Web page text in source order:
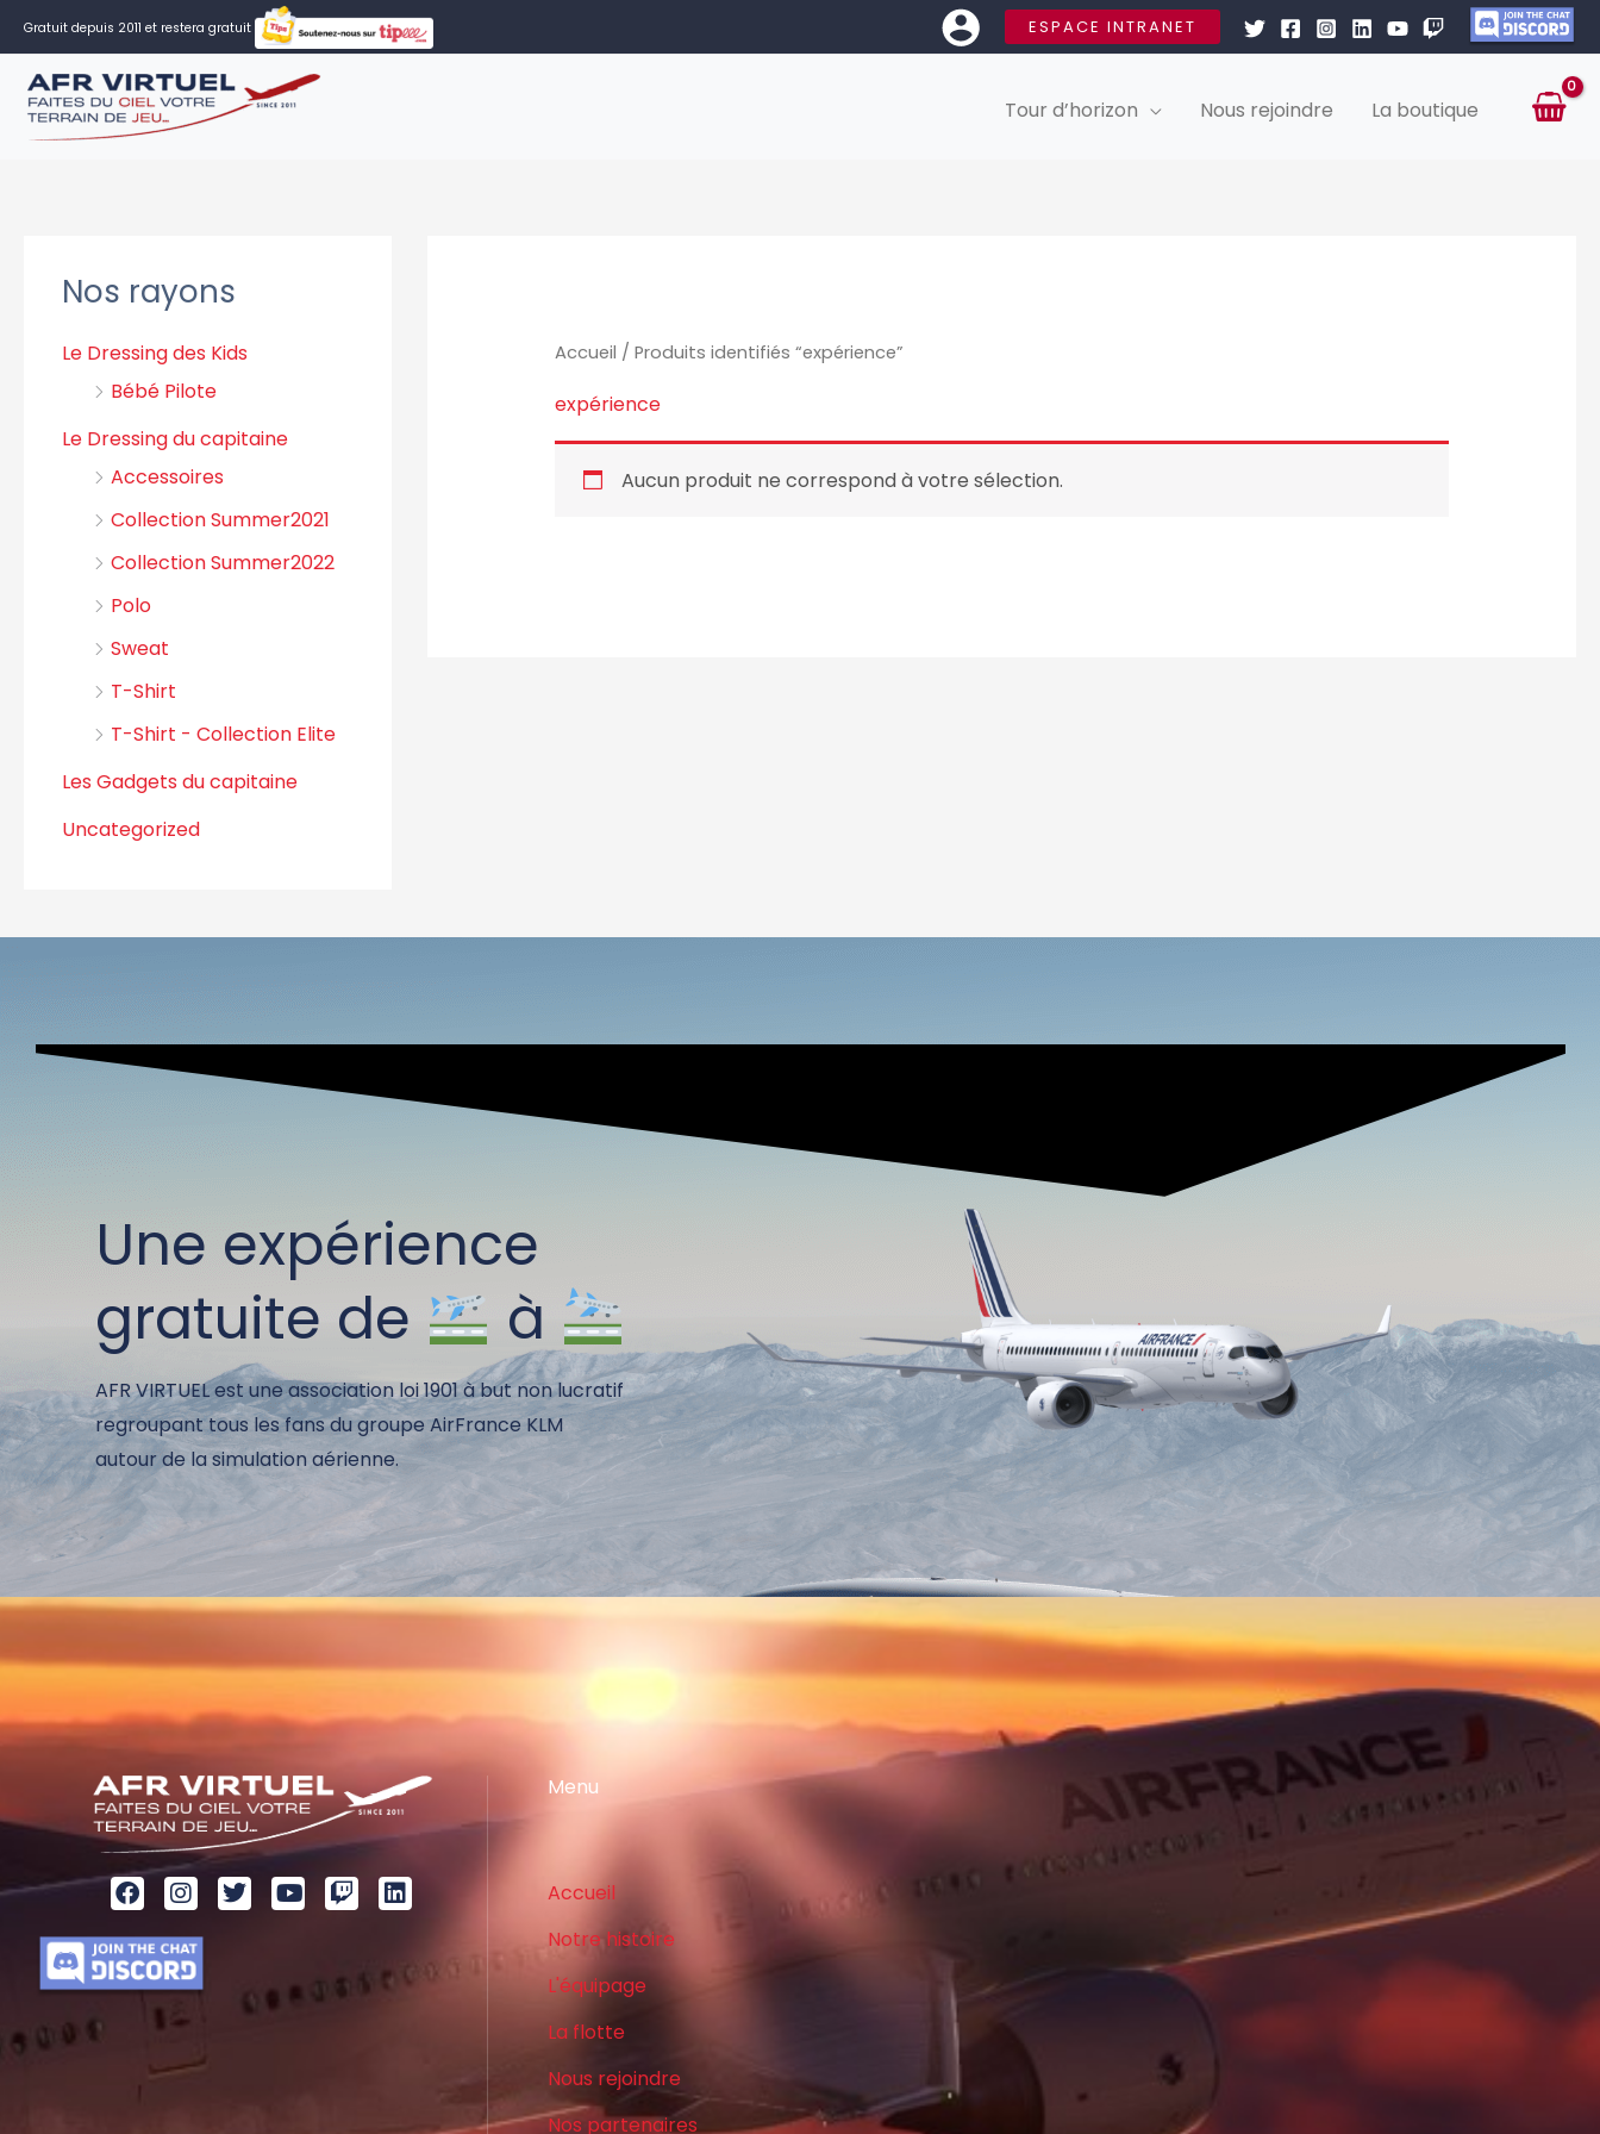
Aller
au
contenu
Gratuit depuis 2011 et restera gratuit ESPACE INTRANET
Tour d’horizon Nous rejoindre La boutique
Nos rayons
Le Dressing des Kids
Bébé Pilote
Le Dressing du capitaine
Accessoires
Collection Summer2021
Collection Summer2022
Polo
Sweat
T-Shirt
T-Shirt - Collection Elite
Les Gadgets du capitaine
Uncategorized
Accueil / Produits identifiés “expérience”
expérience
Aucun produit ne correspond à votre sélection.
Une expérience
gratuite de
à
AFR VIRTUEL est une association loi 1901 à but non lucratif
regroupant tous les fans du groupe AirFrance KLM
autour de la simulation aérienne.
Menu
Accueil
Notre histoire
L'équipage
La flotte
Nous rejoindre
Nos partenaires